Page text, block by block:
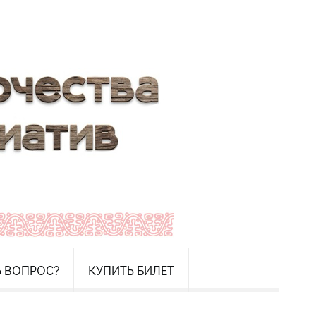
ВОПРОС? КУПИТЬ БИЛЕТ